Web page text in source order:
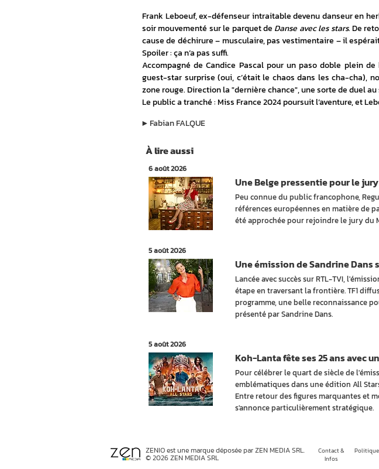
Frank Leboeuf, ex-défenseur intraitable devenu danseur en
soir mouvementé sur le parquet de Danse avec les stars. De
cause de déchirure – musculaire, pas vestimentaire – il
Spoiler : ça n’a pas suffi.
Accompagné de Candice Pascal pour un paso doble plein
guest-star surprise (oui, c’était le chaos dans les cha-cha),
zone rouge. Direction la "dernière chance", une sorte de duel
Le public a tranché : Miss France 2024 poursuit l’aventure, et
Fabian FALQUE
▶︎
À lire aussi
6 août 2026
Peu connue du public francophone,
références européennes en matière de
été approchée pour rejoindre le jury du
Une Belge pressentie pour le
5 août 2026
Lancée avec succès sur RTL-TVI,
étape en traversant la frontière. TF1
programme, une belle reconnaissance
présenté par Sandrine Dans.
Une émission de Sandrine Dans
5 août 2026
Pour célébrer le quart de siècle de
emblématiques dans une édition All
Entre retour des figures marquantes et
s'annonce particulièrement stratégique.
Koh-Lanta fête ses 25 ans avec
ZENIO est une marque déposée par ZEN MEDIA SRL.
© 2026 ZEN MEDIA SRL
Contact &
Infos
Politique